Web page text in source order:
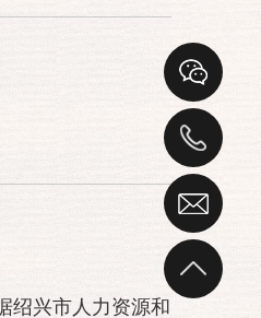
绍兴市人力资源和